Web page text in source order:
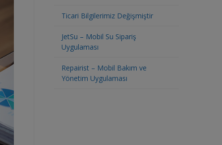
Ticari Bilgilerimiz Değişmiştir
JetSu – Mobil Su Sipariş
Uygulaması
Repairist – Mobil Bakım ve
Yönetim Uygulaması